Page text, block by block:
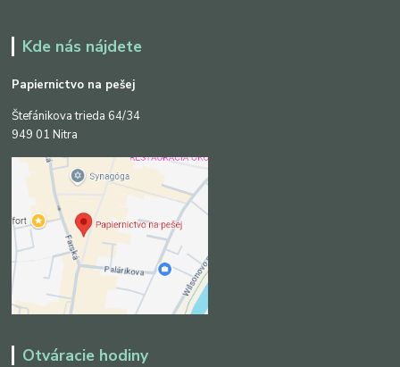
Kde nás nájdete
Papiernictvo na pešej
Štefánikova trieda 64/34
949 01 Nitra
Otváracie hodiny